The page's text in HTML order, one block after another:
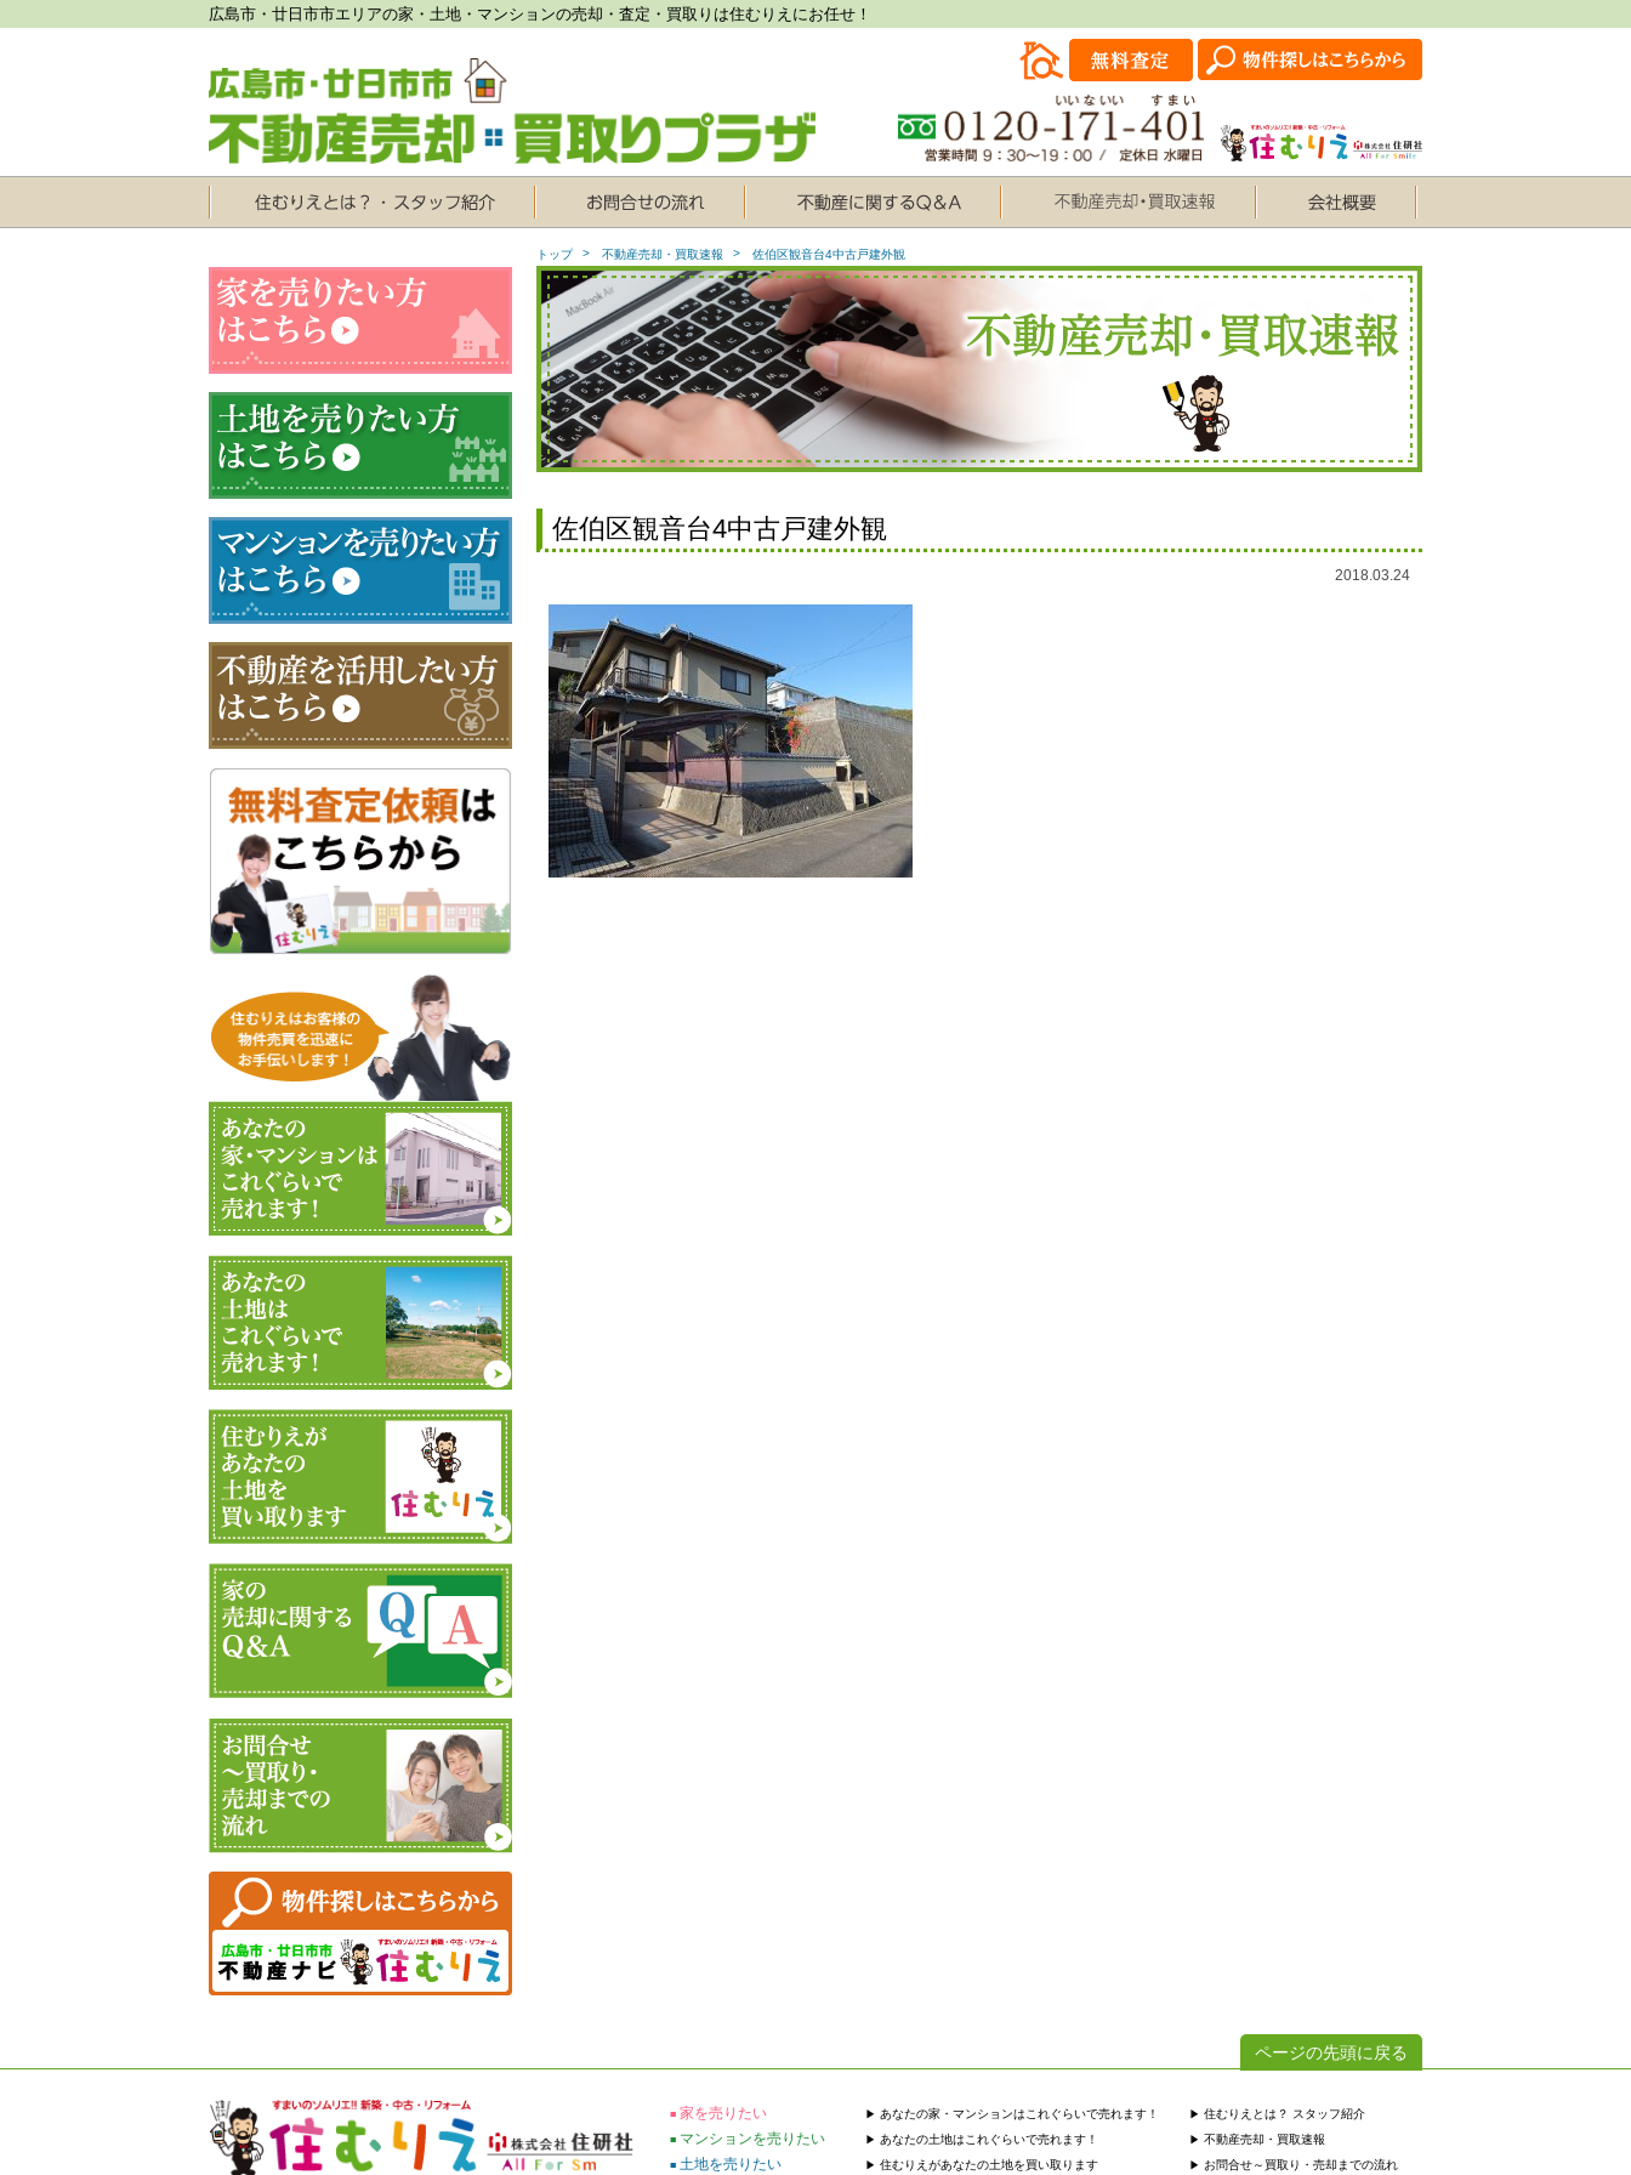
広島市・廿日市市エリアの家・土地・マンションの売却・査定・買取りは住むりえにお任せ！
トップ 不動産売却・買取速報 佐伯区観音台4中古戸建外観
佐伯区観音台4中古戸建外観
2018.03.24
ページの先頭に戻る
家を売りたい
マンションを売りたい
土地を売りたい
あなたの家・マンションはこれぐらいで売れます！
あなたの土地はこれぐらいで売れます！
住むりえがあなたの土地を買い取ります
住むりえとは？ スタッフ紹介
不動産売却・買取速報
お問合せ～買取り・売却までの流れ